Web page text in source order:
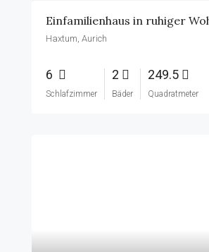
Haxtum, Aurich
6
Schlafzimmer
2
Bäder
249.5
Quadratmeter